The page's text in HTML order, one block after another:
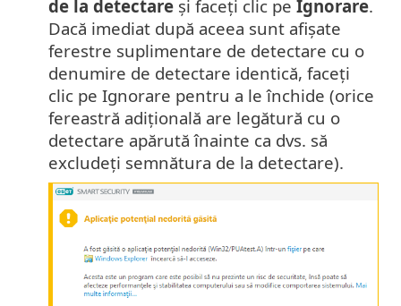
de la detectare și faceți clic pe Ignorare.
Dacă imediat după aceea sunt afișate
ferestre suplimentare de detectare cu o
denumire de detectare identică, faceți
clic pe Ignorare pentru a le închide (orice
fereastră adițională are legătură cu o
detectare apărută înainte ca dvs. să
excludeți semnătura de la detectare).